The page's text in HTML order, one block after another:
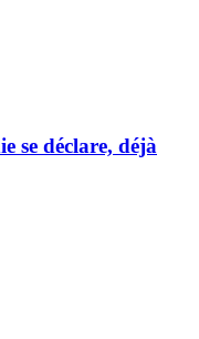
se déclare, déjà